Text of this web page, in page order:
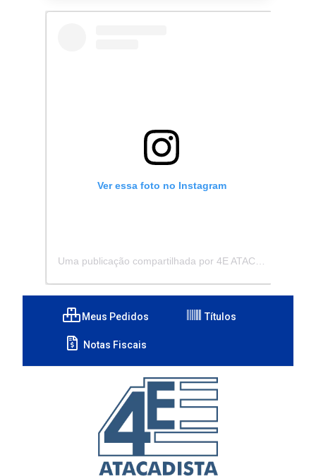
Ver essa foto no Instagram
Meus Pedidos Títulos
Notas Fiscais